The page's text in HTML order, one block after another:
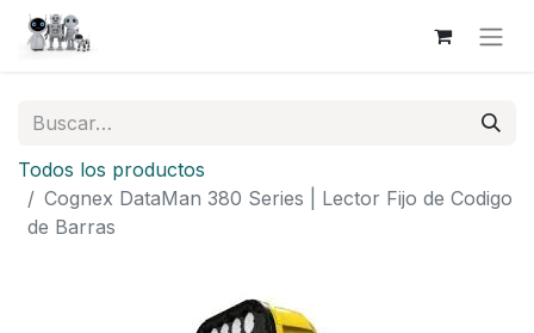
Todos los productos
Cognex DataMan 380 Series | Lector Fijo de Codigo
de Barras